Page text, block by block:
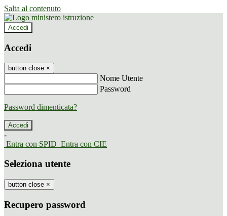
Salta al contenuto
Accedi
Accedi
button close ×
Nome Utente
Password
Password dimenticata?
-
Entra con SPID Entra con CIE
Seleziona utente
button close ×
Recupero password